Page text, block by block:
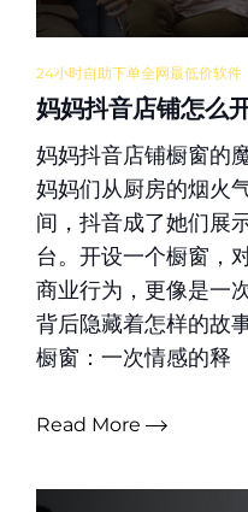
24小时自助下单全网最低价软件
妈妈抖音店铺怎么
妈妈抖音店铺橱窗的
妈妈们从厨房的烟火
间，抖音成了她们展
台。开设一个橱窗，
商业行为，更像是一
背后隐藏着怎样的故
橱窗：一次情感的释
Read More